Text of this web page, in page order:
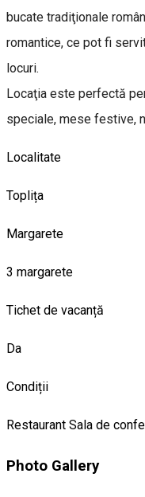
bucate tradiţionale
romantice, ce pot fi
locuri.
Locaţia este perfectă
speciale, mese festive,
Localitate
Toplița
Margarete
3 margarete
Tichet de vacanță
Da
Condiții
Restaurant Sala de
Photo Gallery